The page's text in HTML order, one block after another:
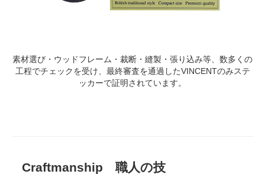
素材選び・ウッドフレーム・裁断・縫製・張り込み等、数多くの
工程でチェックを受け、最終審査を通過したVINCENTのみステ
ッカーで証明されています。
Craftmanship 職人の技